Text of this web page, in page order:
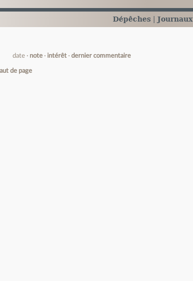
Dépêches Journaux
date note intérêt dernier commentaire
de page